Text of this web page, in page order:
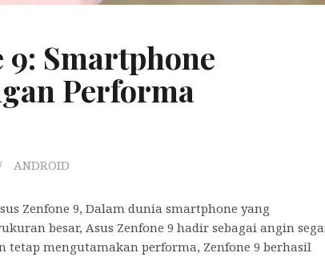
9: Smartphone
Performa
ANDROID
Zenfone 9, Dalam dunia smartphone yang
besar, Asus Zenfone 9 hadir sebagai angin
tetap mengutamakan performa, Zenfone 9 berhasil